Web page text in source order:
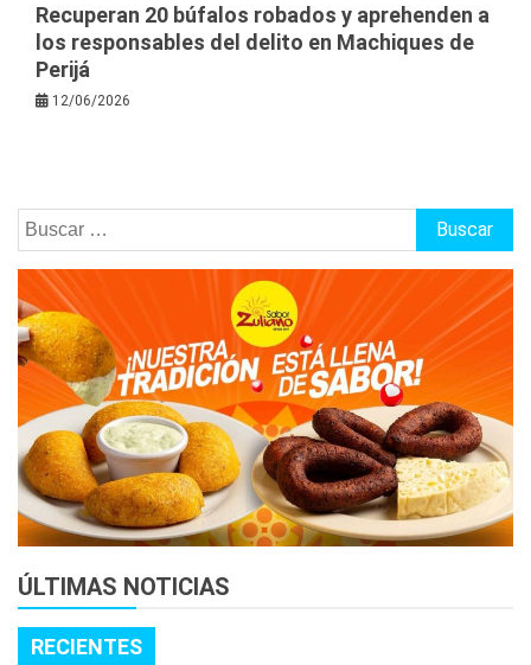
Recuperan 20 búfalos robados y aprehenden a
los responsables del delito en Machiques de
Perijá
12/06/2026
Buscar:
ÚLTIMAS NOTICIAS
RECIENTES